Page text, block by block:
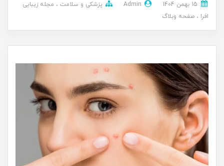
Admin پزشکی و سلامت
مجله زیبایی
افرا
صفحه وبلاگ